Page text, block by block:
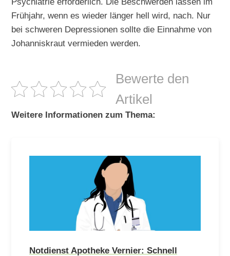
Frühjahr, wenn es wieder länger hell wird, nach. Nur
bei schweren Depressionen sollte die Einnahme von
Johanniskraut vermieden werden.
Bewerte den
Artikel
Weitere Informationen zum Thema:
Notdienst Apotheke Vernier: Schnell